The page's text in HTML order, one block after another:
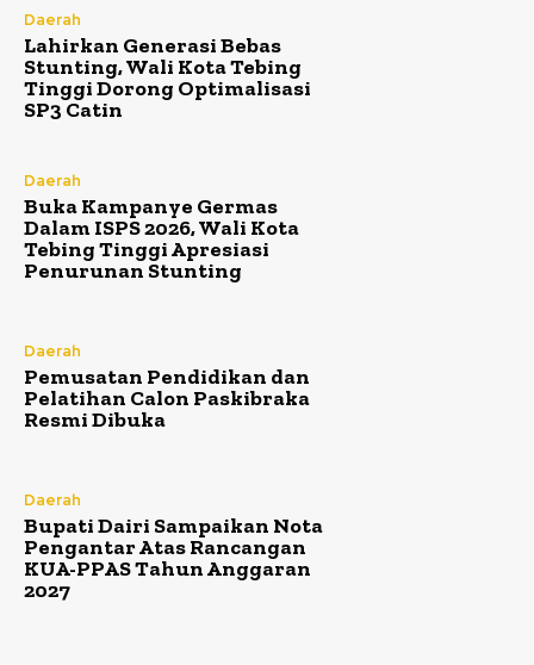
Daerah
Lahirkan Generasi Bebas
Stunting, Wali Kota Tebing
Tinggi Dorong Optimalisasi
SP3 Catin
Daerah
Buka Kampanye Germas
Dalam ISPS 2026, Wali Kota
Tebing Tinggi Apresiasi
Penurunan Stunting
Daerah
Pemusatan Pendidikan dan
Pelatihan Calon Paskibraka
Resmi Dibuka
Daerah
Bupati Dairi Sampaikan Nota
Pengantar Atas Rancangan
KUA-PPAS Tahun Anggaran
2027